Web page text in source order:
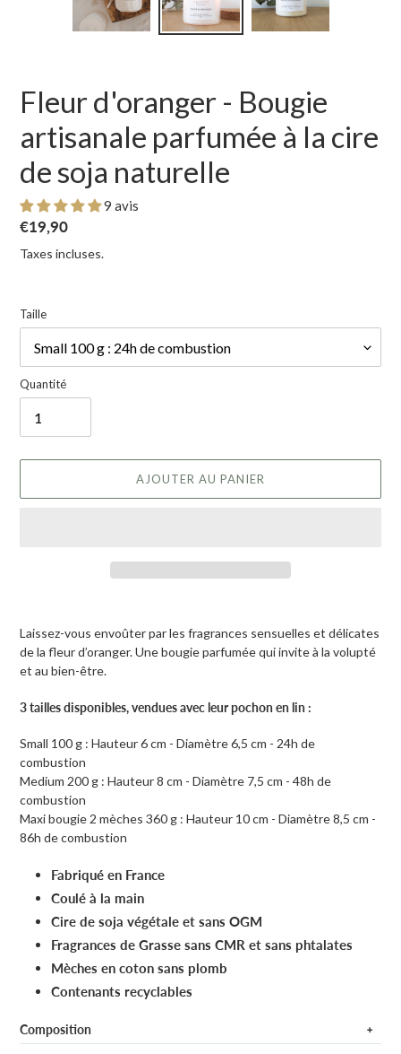
DIAPOSITIVE
PRÉCÉDENTE
Fleur d'oranger - Bougie
artisanale parfumée à la cire
de soja naturelle
9 avis
Prix normal
€19,90
Taxes incluses.
Taille
Quantité
AJOUTER AU PANIER
Laissez-vous envoûter par les fragrances sensuelles et délicates
de la fleur d’oranger. Une bougie parfumée qui invite à la volupté
et au bien-être.
3 tailles disponibles, vendues avec leur pochon en lin :
Small 100 g : Hauteur 6 cm - Diamètre 6,5 cm - 24h de
combustion
Medium 200 g : Hauteur 8 cm - Diamètre 7,5 cm - 48h de
combustion
Maxi bougie 2 mèches 360 g : Hauteur 10 cm - Diamètre 8,5 cm -
86h de combustion
Fabriqué en France
Coulé à la main
Cire de soja végétale et sans OGM
Fragrances de Grasse sans CMR et sans phtalates
Mèches en coton sans plomb
Contenants recyclables
Composition